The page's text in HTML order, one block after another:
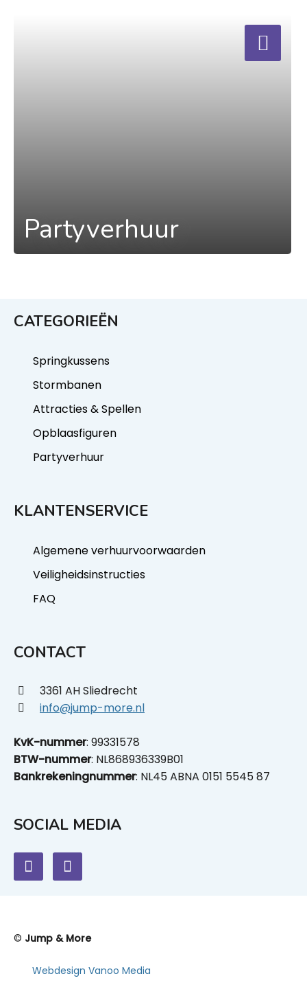
Partyverhuur
CATEGORIEËN
Springkussens
Stormbanen
Attracties & Spellen
Opblaasfiguren
Partyverhuur
KLANTENSERVICE
Algemene verhuurvoorwaarden
Veiligheidsinstructies
FAQ
CONTACT
3361 AH Sliedrecht
info@jump-more.nl
KvK-nummer: 99331578
BTW-nummer: NL868936339B01
Bankrekeningnummer: NL45 ABNA 0151 5545 87
SOCIAL MEDIA
© Jump & More
Webdesign Vanoo Media